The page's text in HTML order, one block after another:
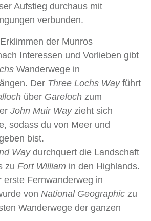
Aufstieg durchaus mit
verbunden.
der Munros
Interessen und Vorlieben gibt
Wanderwege in
Der Three Lochs Wayführt
über Gareloch zum
John Muir Wayzieht sich
sodass du von Meer und
bist.
Waydurchquert die Landschaft
zu Fort William in den Highlands.
erste Fernwanderweg in
von National Geographic zu
Wanderwege der ganzen